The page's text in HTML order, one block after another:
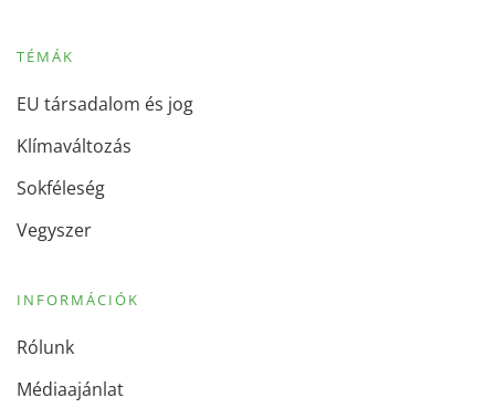
TÉMÁK
EU társadalom és jog
Klímaváltozás
Sokféleség
Vegyszer
INFORMÁCIÓK
Rólunk
Médiaajánlat